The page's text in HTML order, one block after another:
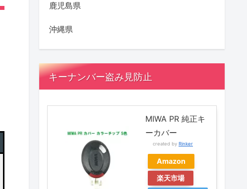
鹿児島県
沖縄県
キーナンバー盗み見防止
MIWA PR 純正キ
ーカバー
created by Rinker
Amazon
楽天市場